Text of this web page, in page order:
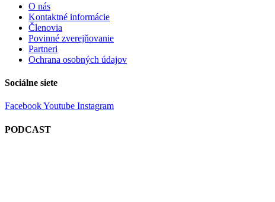
O nás
Kontaktné informácie
Členovia
Povinné zverejňovanie
Partneri
Ochrana osobných údajov
Sociálne siete
FacebookYoutube Instagram
PODCAST